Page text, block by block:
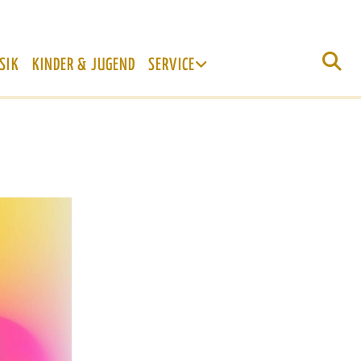
KINDER & JUGEND SERVICE